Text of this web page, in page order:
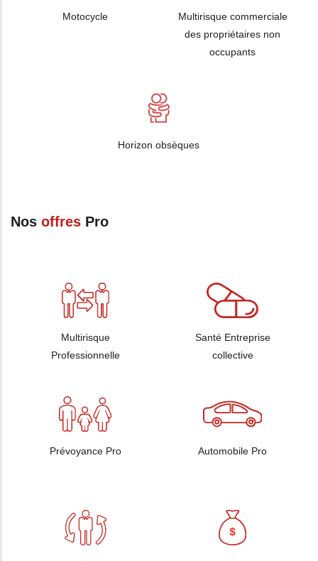
Motocycle
Multirisque commerciale
des propriétaires non
occupants
Horizon obsèques
Nos offres Pro
Multirisque
Professionnelle
Santé Entreprise
collective
Prévoyance Pro Automobile Pro